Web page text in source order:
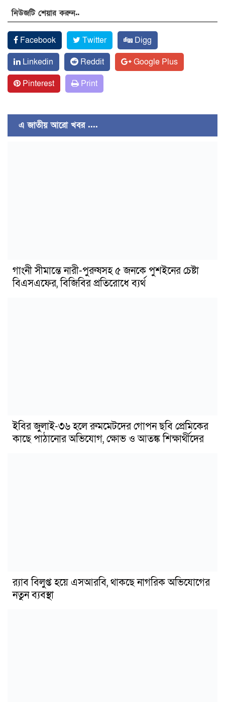
নিউজটি শেয়ার করুন..
Facebook Twitter
Digg
Linkedin
Reddit
Google Plus
Pinterest
Print
এ জাতীয় আরো খবর ....
গাংনী সীমান্তে নারী-পুরুষসহ ৫ জনকে পুশইনের চেষ্টা
বিএসএফের, বিজিবির প্রতিরোধে ব্যর্থ
ইবির জুলাই-৩৬ হলে রুমমেটদের গোপন ছবি প্রেমিকের
কাছে পাঠানোর অভিযোগ, ক্ষোভ ও আতঙ্ক শিক্ষার্থীদের
র‍্যাব বিলুপ্ত হয়ে এসআরবি, থাকছে নাগরিক অভিযোগের
নতুন ব্যবস্থা